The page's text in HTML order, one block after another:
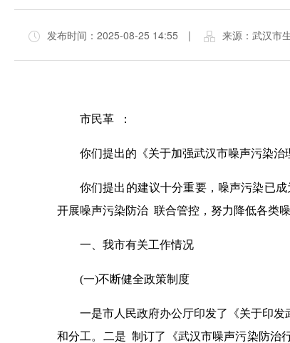
发布时间：2025-08-25 14:55 | 来源：武汉市
市民革 ：
你们提出的《关于加强武汉市噪声污染
你们提出的建议十分重要，噪声污染已
开展噪声污染防治 联合管控，努力降低各类噪
一、我市有关工作情况
(一)不断健全政策制度
一是市人民政府办公厅印发了《关于印
和分工。二是 制订了《武汉市噪声污染防治